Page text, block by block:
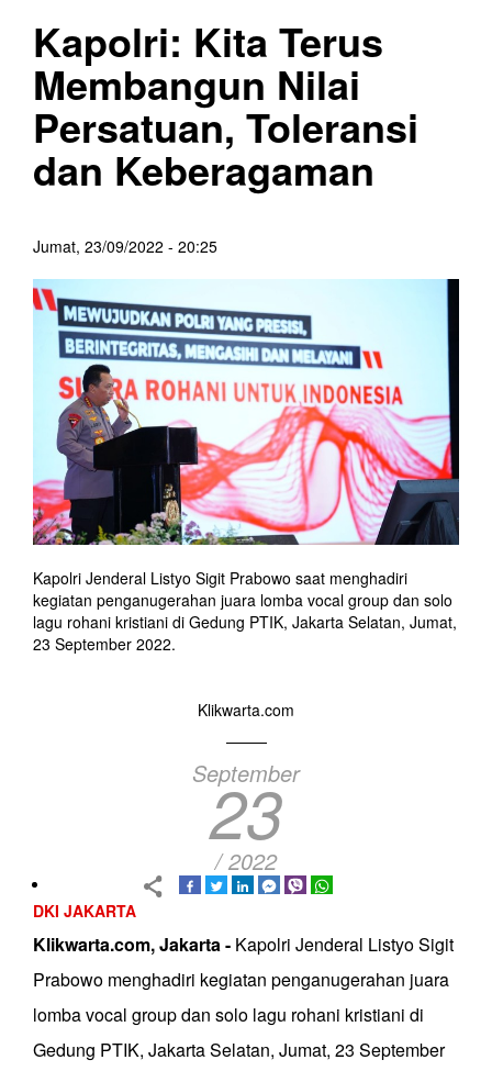
Kapolri: Kita Terus
Membangun Nilai
Persatuan, Toleransi
dan Keberagaman
Jumat, 23/09/2022 - 20:25
Kapolri Jenderal Listyo Sigit Prabowo saat menghadiri
kegiatan penganugerahan juara lomba vocal group dan solo
lagu rohani kristiani di Gedung PTIK, Jakarta Selatan, Jumat,
23 September 2022.
Klikwarta.com
September
23
/ 2022
DKI JAKARTA
Klikwarta.com, Jakarta - Kapolri Jenderal Listyo Sigit
Prabowo menghadiri kegiatan penganugerahan juara
lomba vocal group dan solo lagu rohani kristiani di
Gedung PTIK, Jakarta Selatan, Jumat, 23 September